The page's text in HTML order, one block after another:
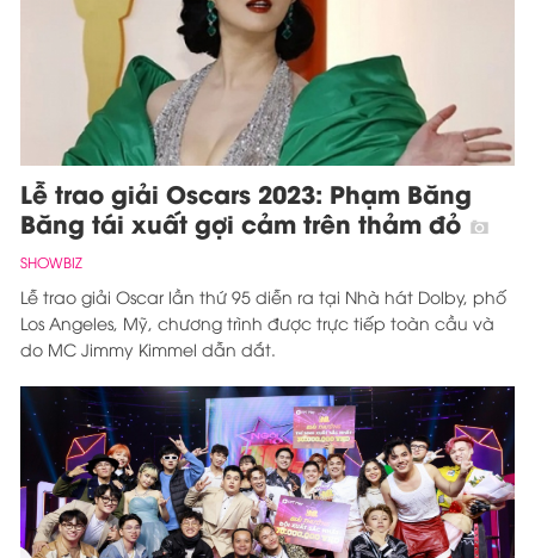
Lễ trao giải Oscars 2023: Phạm Băng
Băng tái xuất gợi cảm trên thảm đỏ
SHOWBIZ
Lễ trao giải Oscar lần thứ 95 diễn ra tại Nhà hát Dolby, phố
Los Angeles, Mỹ, chương trình được trực tiếp toàn cầu và
do MC Jimmy Kimmel dẫn dắt.